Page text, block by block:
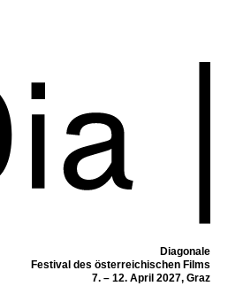
Diagonale
Festival des österreichischen Films
7. – 12. April 2027, Graz